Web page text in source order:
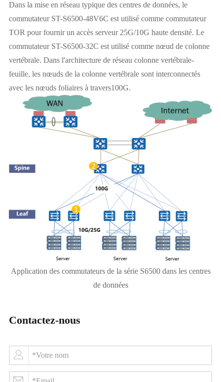
Dans la mise en réseau typique des centres de données, le
commutateur ST-S6500-48V6C est utilisé comme commutateur
TOR pour fournir un accès serveur 25G/10G haute densité. Le
commutateur ST-S6500-32C est utilisé comme nœud de colonne
vertébrale. Dans l'architecture de réseau colonne vertébrale-
feuille, les nœuds de la colonne vertébrale sont interconnectés
avec les nœuds foliaires à travers100G.
Application des commutateurs de la série S6500 dans les centres
de données
Contactez-nous